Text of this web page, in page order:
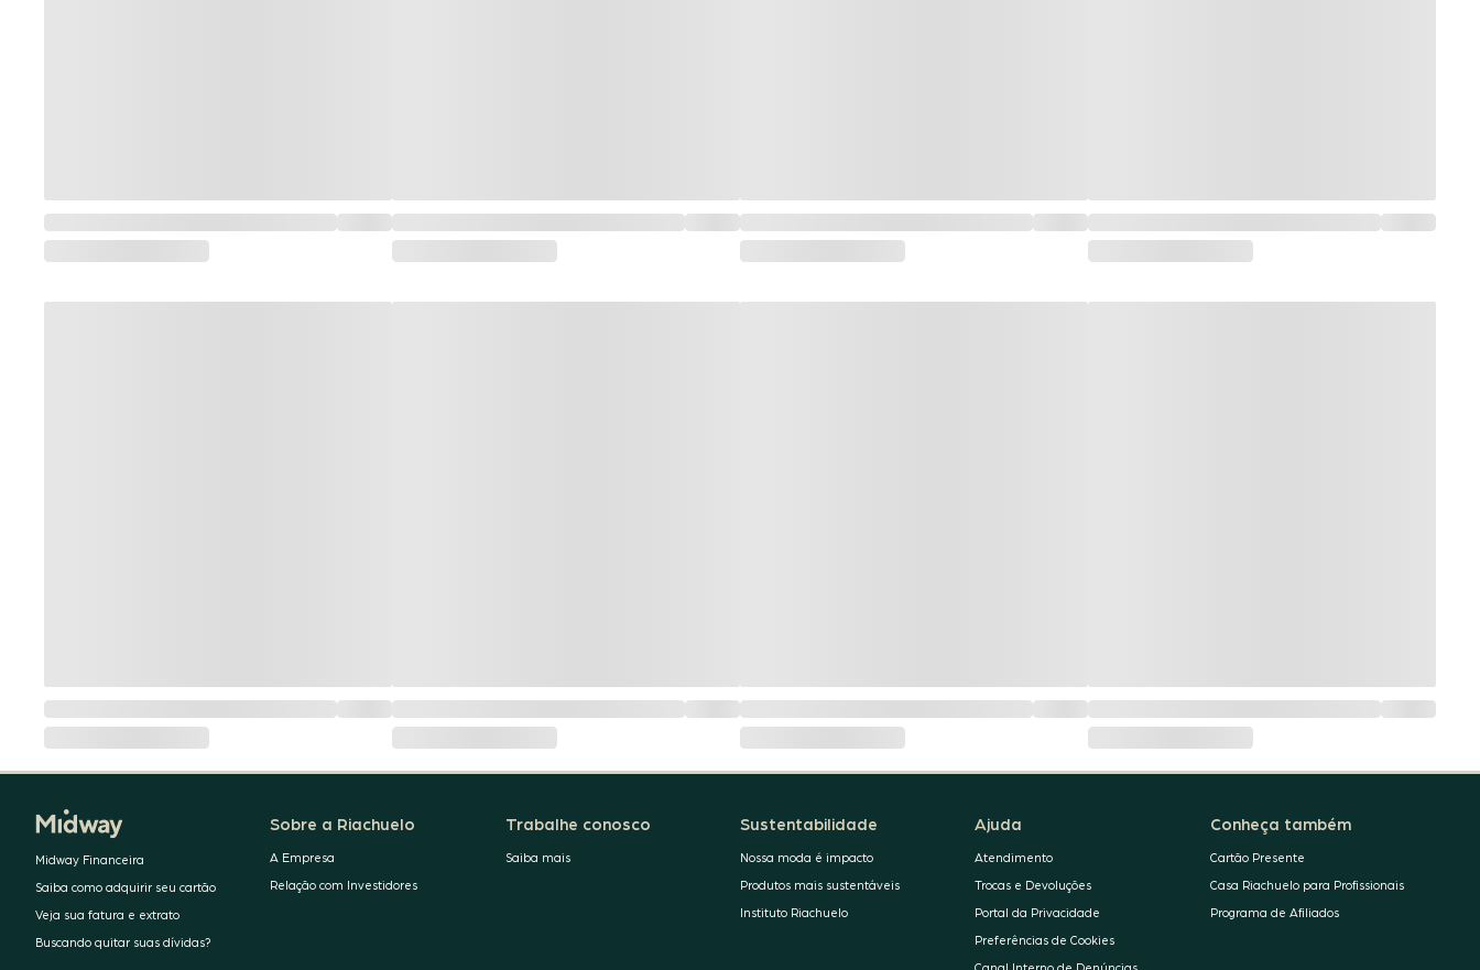
Midway Financeira
Saiba como adquirir seu cartão
Veja sua fatura e extrato
Buscando quitar suas dívidas?
Sobre a Riachuelo
A Empresa
Relação com Investidores
Trabalhe conosco
Saiba mais
Sustentabilidade
Nossa moda é impacto
Produtos mais sustentáveis
Instituto Riachuelo
Ajuda
Atendimento
Trocas e Devoluções
Portal da Privacidade
Preferências de Cookies
Conheça também
Cartão Presente
Casa Riachuelo para Profissionais
Programa de Afiliados